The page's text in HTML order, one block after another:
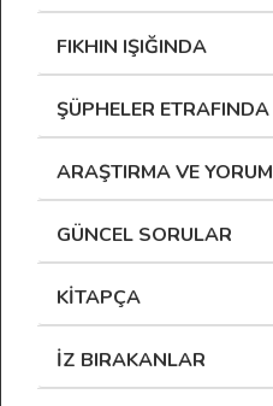
FIKHIN IŞIĞINDA
ŞÜPHELER ETRAFINDA
ARAŞTIRMA VE YORUM
GÜNCEL SORULAR
KİTAPÇA
İZ BIRAKANLAR